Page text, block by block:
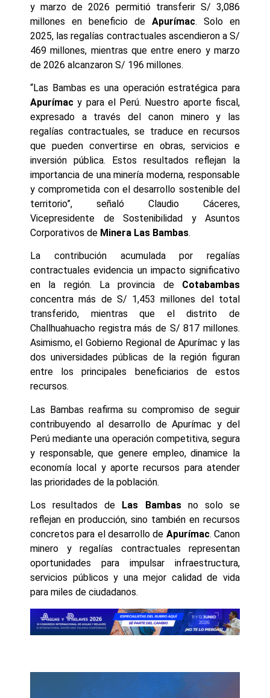
y marzo de 2026 permitió transferir S/ 3,086
millones en beneficio de Apurímac. Solo en
2025, las regalías contractuales ascendieron a S/
469 millones, mientras que entre enero y marzo
de 2026 alcanzaron S/ 196 millones.
“Las Bambas es una operación estratégica para
Apurímac y para el Perú. Nuestro aporte fiscal,
expresado a través del canon minero y las
regalías contractuales, se traduce en recursos
que pueden convertirse en obras, servicios e
inversión pública. Estos resultados reflejan la
importancia de una minería moderna, responsable
y comprometida con el desarrollo sostenible del
territorio”, señaló Claudio Cáceres,
Vicepresidente de Sostenibilidad y Asuntos
Corporativos de Minera Las Bambas.
La contribución acumulada por regalías
contractuales evidencia un impacto significativo
en la región. La provincia de Cotabambas
concentra más de S/ 1,453 millones del total
transferido, mientras que el distrito de
Challhuahuacho registra más de S/ 817 millones.
Asimismo, el Gobierno Regional de Apurímac y las
dos universidades públicas de la región figuran
entre los principales beneficiarios de estos
recursos.
Las Bambas reafirma su compromiso de seguir
contribuyendo al desarrollo de Apurímac y del
Perú mediante una operación competitiva, segura
y responsable, que genere empleo, dinamice la
economía local y aporte recursos para atender
las prioridades de la población.
Los resultados de Las Bambasno solo se
reflejan en producción, sino también en recursos
concretos para el desarrollo de Apurímac. Canon
minero y regalías contractuales representan
oportunidades para impulsar infraestructura,
servicios públicos y una mejor calidad de vida
para miles de ciudadanos.